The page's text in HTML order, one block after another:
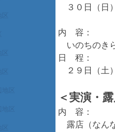
３０日（日
内 容：
いのちのき
日 程：
２９日（土
＜実演・
内 容：
露店（なん